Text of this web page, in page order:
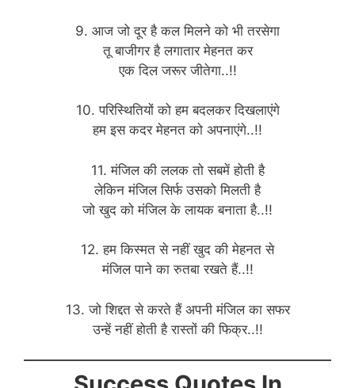
9. आज जो दूर है कल मिलने को भी तरसेगा
तू बाजीगर है लगातार मेहनत कर
एक दिल जरूर जीतेगा..!!
10. परिस्थितियों को हम बदलकर दिखलाएंगे
हम इस कदर मेहनत को अपनाएंगे..!!
11. मंजिल की ललक तो सबमें होती है
लेकिन मंजिल सिर्फ उसको मिलती है
जो खुद को मंजिल के लायक बनाता है..!!
12. हम किस्मत से नहीं खुद की मेहनत से
मंजिल पाने का रुतबा रखते हैं..!!
13. जो शिद्दत से करते हैं अपनी मंजिल का सफर
उन्हें नहीं होती है रास्तों की फिक्र..!!